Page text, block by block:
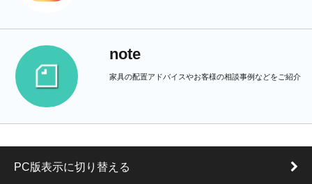
note
家具の配置アドバイスやお客様の相談事例などをご紹介
PC版表示に切り替える